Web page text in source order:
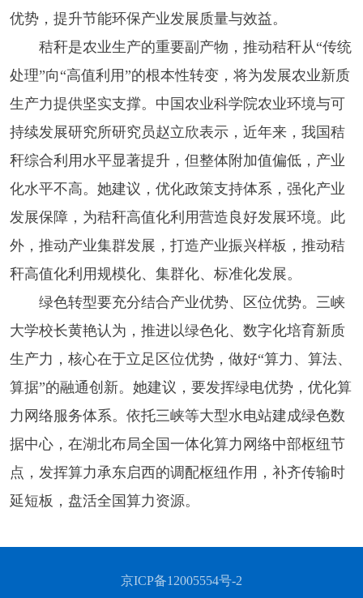
优势，提升节能环保产业发展质量与效益。
秸秆是农业生产的重要副产物，推动秸秆从“传统
处理”向“高值利用”的根本性转变，将为发展农业新质
生产力提供坚实支撑。中国农业科学院农业环境与可
持续发展研究所研究员赵立欣表示，近年来，我国秸
秆综合利用水平显著提升，但整体附加值偏低，产业
化水平不高。她建议，优化政策支持体系，强化产业
发展保障，为秸秆高值化利用营造良好发展环境。此
外，推动产业集群发展，打造产业振兴样板，推动秸
秆高值化利用规模化、集群化、标准化发展。
绿色转型要充分结合产业优势、区位优势。三峡
大学校长黄艳认为，推进以绿色化、数字化培育新质
生产力，核心在于立足区位优势，做好“算力、算法、
算据”的融通创新。她建议，要发挥绿电优势，优化算
力网络服务体系。依托三峡等大型水电站建成绿色数
据中心，在湖北布局全国一体化算力网络中部枢纽节
点，发挥算力承东启西的调配枢纽作用，补齐传输时
延短板，盘活全国算力资源。
京ICP备12005554号-2